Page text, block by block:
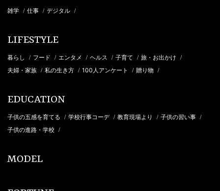
雑学 / 仕事 / デジタル /
LIFESTYLE
暮らし / フード / エンタメ / ヘルス / 子育て / 旅・お出かけ /
夫婦・家族 / 私の生き方 / 100人アンケート / 贈り物 /
EDUCATION
子供の五感を育てる / 学校行事コーデ / 教育現場より / 子供の習い事 /
子供の進路・学校 /
MODEL